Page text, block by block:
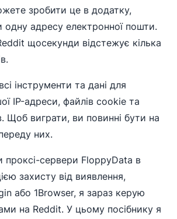
зробити це в додатку,
адресу електронної пошти.
щосекунди відстежує кілька
інструменти та дані для
IP-адреси, файлів cookie та
Щоб виграти, ви повинні бути на
них.
сервери FloppyData в
захисту від виявлення,
або 1Browser, я зараз керую
на Reddit. У цьому посібнику я